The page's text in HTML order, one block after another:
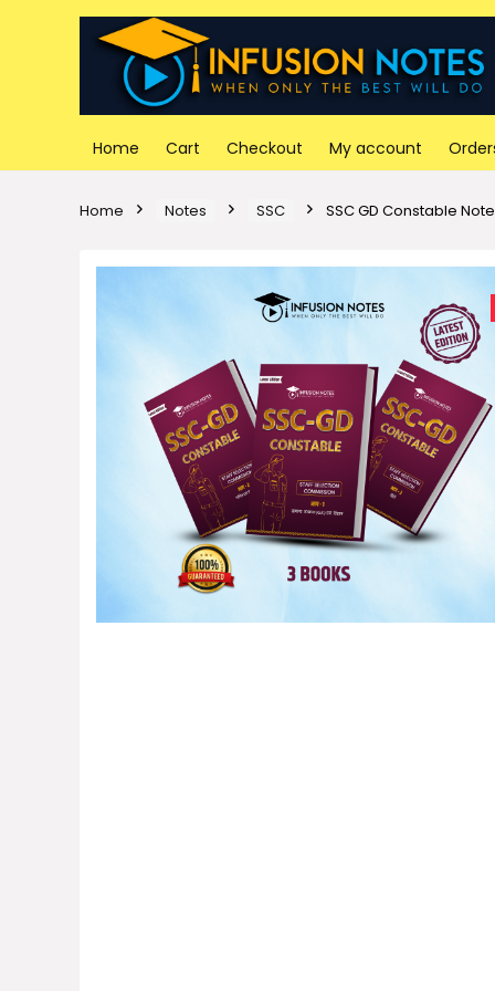
Home Cart Checkout My account
Home Notes SSC SSC GD Constable